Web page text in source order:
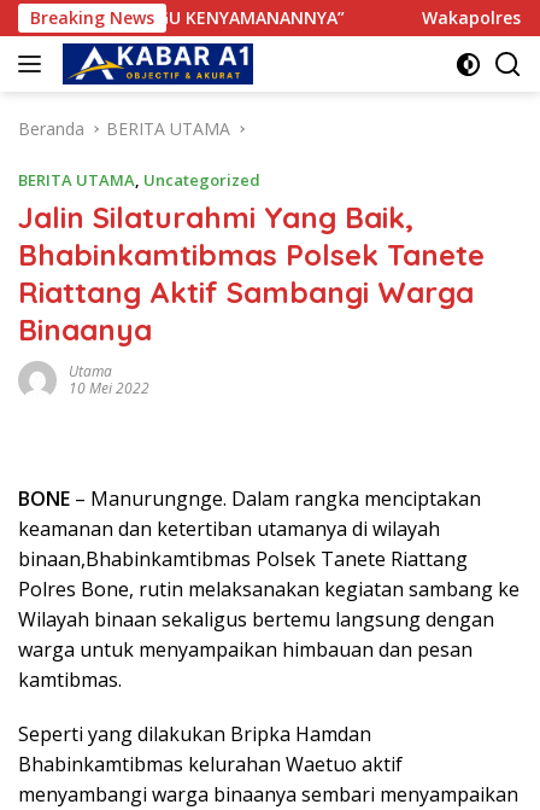
Langsung
ke
konten
Breaking NewsKENYAMANANNYA” Wakapolres Bone
Beranda BERITA UTAMA
BERITA UTAMA, Uncategorized
Jalin Silaturahmi Yang Baik,
Bhabinkamtibmas Polsek Tanete
Riattang Aktif Sambangi Warga
Binaanya
Utama
10 Mei 2022
BONE – Manurungnge. Dalam rangka menciptakan
keamanan dan ketertiban utamanya di wilayah
binaan,Bhabinkamtibmas Polsek Tanete Riattang
Polres Bone, rutin melaksanakan kegiatan sambang ke
Wilayah binaan sekaligus bertemu langsung dengan
warga untuk menyampaikan himbauan dan pesan
kamtibmas.
Seperti yang dilakukan Bripka Hamdan
Bhabinkamtibmas kelurahan Waetuo aktif
menyambangi warga binaanya sembari menyampaikan